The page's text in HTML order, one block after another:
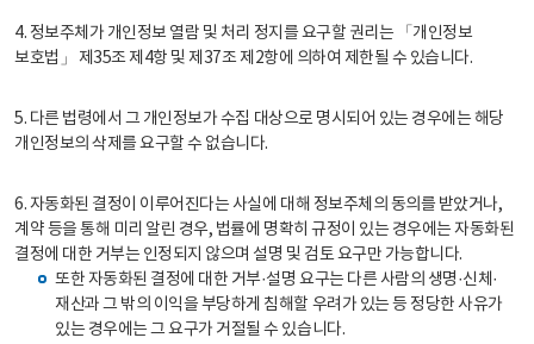
4. 정보주체가 개인정보 열람 및 처리 정지를 요구할 권리는 「개인정보
보호법」 제35조 제4항 및 제37조 제2항에 의하여 제한될 수 있습니다.
5. 다른 법령에서 그 개인정보가 수집 대상으로 명시되어 있는 경우에는 해당
개인정보의 삭제를 요구할 수 없습니다.
6. 자동화된 결정이 이루어진다는 사실에 대해 정보주체의 동의를 받았거나,
계약 등을 통해 미리 알린 경우, 법률에 명확히 규정이 있는 경우에는 자동화된
결정에 대한 거부는 인정되지 않으며 설명 및 검토 요구만 가능합니다.
또한 자동화된 결정에 대한 거부·설명 요구는 다른 사람의 생명·신체·
재산과 그 밖의 이익을 부당하게 침해할 우려가 있는 등 정당한 사유가
있는 경우에는 그 요구가 거절될 수 있습니다.